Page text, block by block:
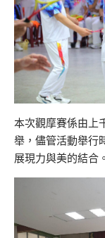
本次觀摩賽係由上
舉，儘管活動舉行
展現力與美的結合。